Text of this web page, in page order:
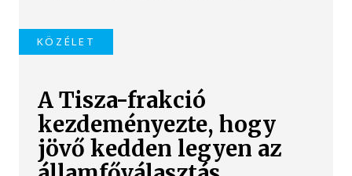
KÖZÉLET
A Tisza-frakció
kezdeményezte, hogy
jövő kedden legyen az